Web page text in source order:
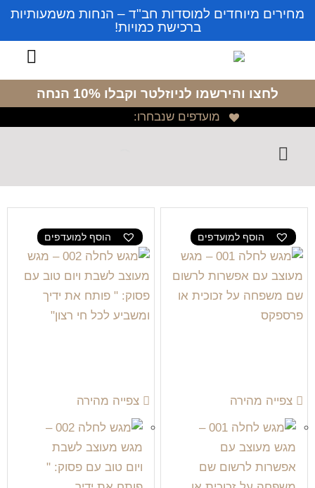
מחירים מיוחדים למוסדות חב"ד – הנחות משמעותיות
ברכישת כמויות!
לחצו והירשמו לניוזלטר וקבלו 10% הנחה
מועדפים שנבחרו:
הוסף למועדפים
צפייה מהירה
הוסף למועדפים
צפייה מהירה